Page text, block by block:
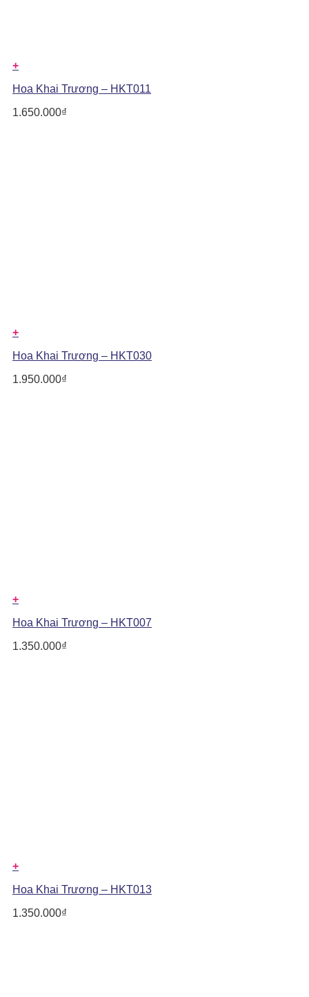
+
Hoa Khai Trương – HKT011
1.650.000₫
+
Hoa Khai Trương – HKT030
1.950.000₫
+
Hoa Khai Trương – HKT007
1.350.000₫
+
Hoa Khai Trương – HKT013
1.350.000₫